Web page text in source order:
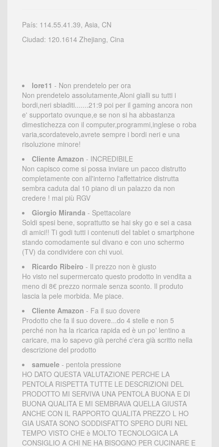
País: 114.55.41.39, Asia, CN
Ciudad: 120.1614 Zhejiang, Cina
lore11 - Non prendetelo per ora
Non prendetelo assolutamente,Aloni gialli su tutti i
bordi,neri sbiaditi.......21:9 poi per il gaming ancora non
e' supportato ovunque,e se non si ha abbastanza
dimestichezza con il computer,programmi,inglese o roba
varia,scordatevelo,avrete sempre i bordi neri e una
risoluzione minore!
Cliente Amazon - INCREDIBILE
Non capisco come si possa inviare un pacco distrutto
completamente con all'interno l'affettatrice distrutta
sembra caduta dal 10 piano di un palazzo da non
credere ! mai più RGV
Giorgio Miranda - Spettacolare
Soldi spesi bene, soprattutto se hai sky go e sei a casa
di amici!! Ti godi tutti i contenuti del tablet o smartphone
stando comodamente sul divano e con uno schermo
(TV) da condividere con chi vuoi.
Ricardo Ribeiro - Il prezzo non è giusto
Ho visto nel supermercato questo prodotto in vendita a
meno di 8€ prezzo normale senza sconto. Il produto
lascia la pele morbida. Me piace.
Cliente Amazon - Fa il suo dovere
Prodotto che fa il suo dovere...do 4 stelle e non 5
perché non ha la ricarica rapida ed è un po' lentino a
caricare, ma lo sapevo già perché c'era già scritto nella
descrizione del prodotto
samuele - pentola pressione
HO DATO QUESTA VALUTAZIONE PERCHE LA
PENTOLA RISPETTA TUTTE LE DESCRIZIONI DEL
PRODOTTO MI SERVIVA UNA PENTOLA BUONA E DI
BUONA QUALITA E MI SEMBRAVA QUELLA GIUSTA
ANCHE CON IL RAPPORTO QUALITA PREZZO L HO
GIA USATA SONO SODDISFATTO SPERO DURI NEL
TEMPO VISTO CHE è MOLTO TECNOLOGICA LA
CONSIGLIO A CHI NE HA BISOGNO PER CUCINARE E